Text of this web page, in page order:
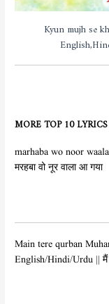
Kyun mujh se
MORE TOP 10
marhaba wo noor
मरहबा वो नूर वाला आ गया
Main tere qurban
English/Hindi/Urdu || मैं